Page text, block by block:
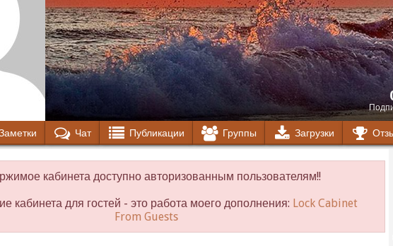
Чат Публикации Группы Загрузки
кабинета доступно авторизованным пользователям!!
кабинета для гостей - это работа моего дополнения: Lock Cabinet
From Guests